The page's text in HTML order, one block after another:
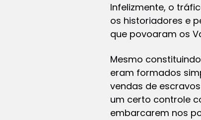
Infelizmente, o
os historiadores e
que povoaram os
Mesmo
eram formados
vendas de
um certo controle
embarcarem nos